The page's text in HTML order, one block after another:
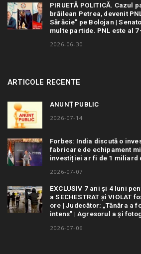
PIRUETĂ POLITICĂ. Cazul
brăilean Petrea, devenit
Sărăcie” pe Bolojan |
multe partide. PNL este al
2026-06-30
ARTICOLE RECENTE
ANUNȚ PUBLIC
2026-07-14
Forbes: India discută o
fabricare de echipament
investiției ar fi de 1 miliard
2026-07-07
EXCLUSIV 7 ani și 4 luni
a SECHESTRAT și VIOLAT
ore | Judecător: „Tânăra a
intens” | Agresorul a și
2026-07-06